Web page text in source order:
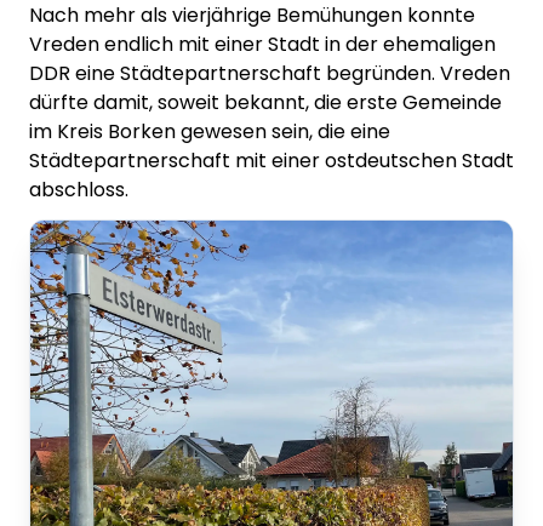
Nach mehr als vierjährige Bemühungen konnte
Vreden endlich mit einer Stadt in der ehemaligen
DDR eine Städtepartnerschaft begründen. Vreden
dürfte damit, soweit bekannt, die erste Gemeinde
im Kreis Borken gewesen sein, die eine
Städtepartnerschaft mit einer ostdeutschen Stadt
abschloss.